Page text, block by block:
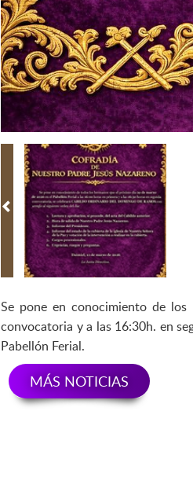
Se pone en conocimiento de
convocatoria y a las 16:30h. en
Pabellón Ferial.
MÁS NOTICIAS